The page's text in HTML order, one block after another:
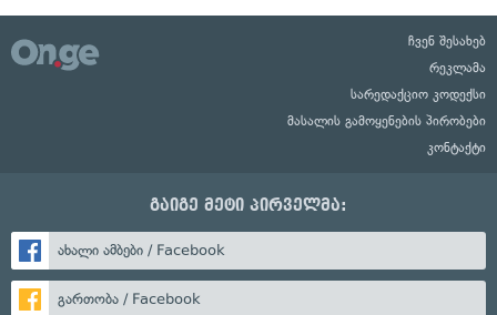
ჩვენ შესახებ
რეკლამა
სარედაქციო კოდექსი
მასალის გამოყენების პირობები
კონტაქტი
გაიგე მეტი პირველმა:
ახალი ამბები / Facebook
გართობა / Facebook